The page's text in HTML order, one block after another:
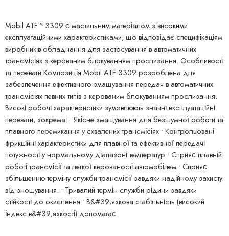
Mobil ATF™ 3309 є мастильним матеріалом з високими
експлуатаційними характеристиками, що відповідає специфікаціям
виробників обладнання для застосування в автоматичних
трансмісіях з керованим блокуванням прослизання. Особливості
та переваги Композиція Mobil ATF 3309 розроблена для
забезпечення ефективного змащування передач в автоматичних
трансмісіях певних типів з керованим блокуванням прослизання.
Високі робочі характеристики зумовлюють значні експлуатаційні
переваги, зокрема: • Якісне змащування для безшумної роботи та
плавного перемикання у схвалених трансмісіях • Контрольовані
фрикційні характеристики для плавної та ефективної передачі
потужності у нормальному діапазоні температур • Сприяє плавній
роботі трансмісії та легкої керованості автомобілем • Сприяє
збільшенню терміну служби трансмісії завдяки надійному захисту
від зношування. • Тривалий термін служби рідини завдяки
стійкості до окислення • В&#39;язкова стабільність (високий
індекс в&#39;язкості) допомагає